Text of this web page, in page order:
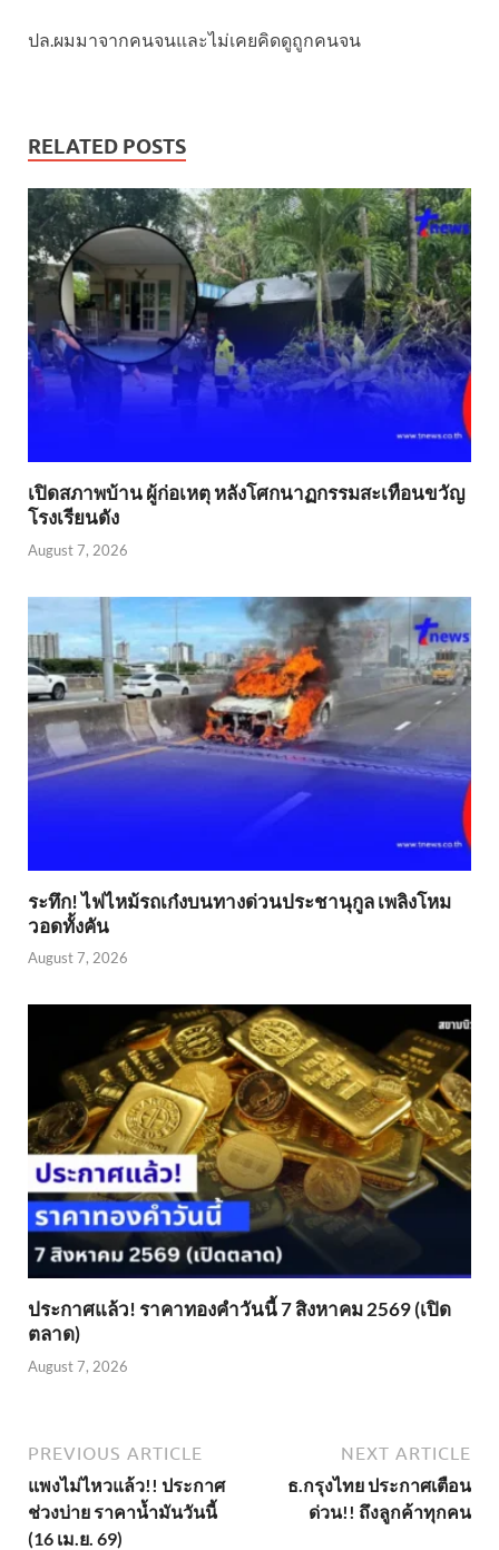
ปล.ผมมาจากคนจนและไม่เคยคิดดูถูกคนจน
RELATED POSTS
เปิดสภาพบ้าน ผู้ก่อเหตุ หลังโศกนาฏกรรมสะเทือนขวัญ
โรงเรียนดัง
August 7, 2026
ระทึก! ไฟไหม้รถเก๋งบนทางด่วนประชานุกูล เพลิงโหม
วอดทั้งคัน
August 7, 2026
ประกาศแล้ว! ราคาทองคำวันนี้ 7 สิงหาคม 2569 (เปิด
ตลาด)
August 7, 2026
PREVIOUS ARTICLE
แพงไม่ไหวแล้ว!! ประกาศ
ช่วงบ่าย ราคาน้ำมันวันนี้
(16 เม.ย. 69)
NEXT ARTICLE
ธ.กรุงไทย ประกาศเตือน
ด่วน!! ถึงลูกค้าทุกคน